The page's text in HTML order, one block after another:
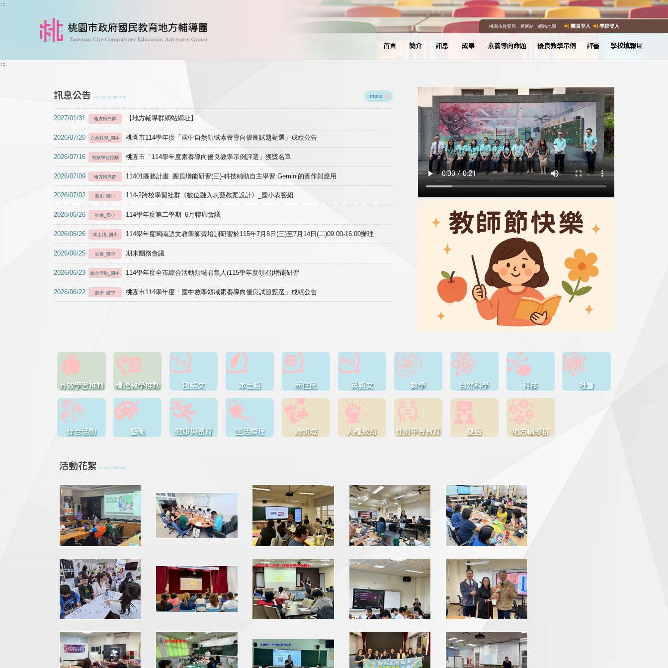
跳到主要內容
:::
桃園市教育局｜ 舊網站｜ 網站地圖 團員登入 學校登入
首頁 簡介 訊息 成果 素養導向命題 優良教學示例 評審 學校填報區
:::
訊息公告 Announcements more
2027/01/31 地方輔導群 【地方輔導群網站網址】
2026/07/20 自然科學_國中 桃園市114學年度「國中自然領域素養導向優良試題甄選」成績公告
2026/07/16 有效學習推動 桃園市「114學年度素養導向優良教學示例評選」獲獎名單
2026/07/09 地方輔導群 11401團務計畫 團員增能研習(三)-科技輔助自主學習:Gemini的實作與應用
2026/07/02 藝術_國小 114-2跨校學習社群《數位融入表藝教案設計》_國小表藝組
2026/06/26 社會_國小 114學年度第二學期 6月聯席會議
2026/06/26 本土語_國小 114學年度閩南語文教學師資培訓研習於115年7月8日(三)至7月14日(二)09:00-16:00辦理
2026/06/25 社會_國中 期末團務會議
2026/06/23 綜合活動_國中 114學年度全市綜合活動領域召集人(115學年度領召)增能研習
2026/06/22 數學_國中 桃園市114學年度「國中數學領域素養導向優良試題甄選」成績公告
有效學習推動 精進教學推動 國語文 本土語 新住民 英語文 數學 自然科學 科技 社會
綜合活動 藝術 健康與體育 生活課程 跨領域 人權教育 性別平等教育 雙語 地方輔導群
活動花絮 Event Photos